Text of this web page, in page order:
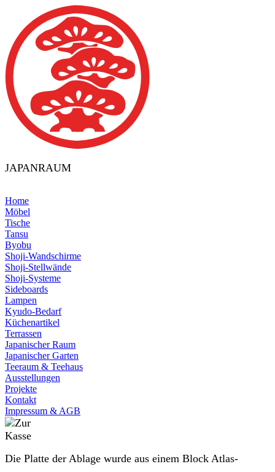
JAPANRAUM
Home
Möbel
Tische
Tansu
Byobu
Shoji-Wandschirme
Shoji-Stellwände
Shoji-Systeme
Sideboards
Lampen
Kyudo-Bedarf
Küchenartikel
Terrassen
Japanischer Raum
Japanischer Garten
Teeraum & Teehaus
Ausstellungen
Projekte
Kontakt
Impressum & AGB
Die Platte der Ablage wurde aus einem Block Atlas-